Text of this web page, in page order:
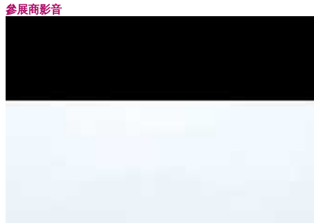
參展商影音